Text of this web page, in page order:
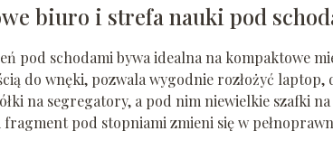
biuro i strefa nauki pod
pod schodami bywa idealna na kompaktowe
do wnęki, pozwala wygodnie rozłożyć
na segregatory, a pod nim niewielkie szafki
pod stopniami zmieni się w